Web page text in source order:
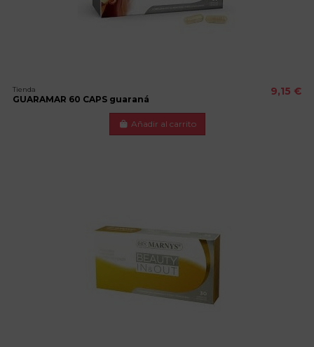
Tienda
GUARAMAR 60 CAPS guaraná
9,15 €
Añadir al carrito